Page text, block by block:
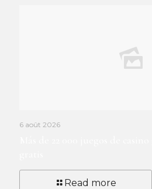
6 août 2026
Read more